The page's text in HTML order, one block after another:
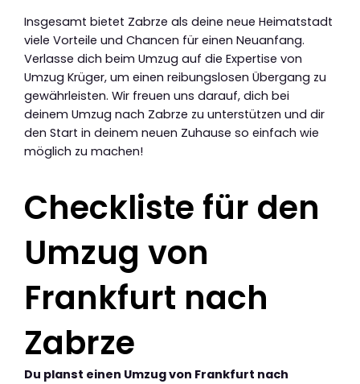
Insgesamt bietet Zabrze als deine neue Heimatstadt
viele Vorteile und Chancen für einen Neuanfang.
Verlasse dich beim Umzug auf die Expertise von
Umzug Krüger, um einen reibungslosen Übergang zu
gewährleisten. Wir freuen uns darauf, dich bei
deinem Umzug nach Zabrze zu unterstützen und dir
den Start in deinem neuen Zuhause so einfach wie
möglich zu machen!
Checkliste für den
Umzug von
Frankfurt nach
Zabrze
Du planst einen Umzug von Frankfurt nach